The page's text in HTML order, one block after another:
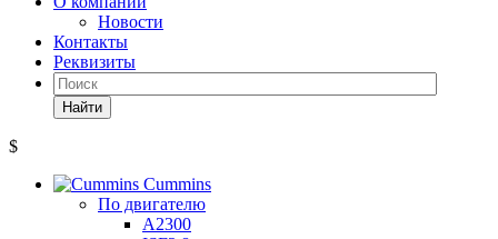
Новости
Контакты
Реквизиты
Найти
$
Cummins
По двигателю
A2300